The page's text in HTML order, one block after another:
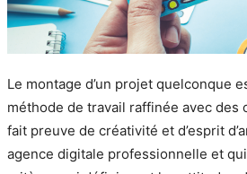
Le montage d’un projet quelconque
méthode de travail raffinée avec
fait preuve de créativité et d’esprit
agence digitale professionnelle et